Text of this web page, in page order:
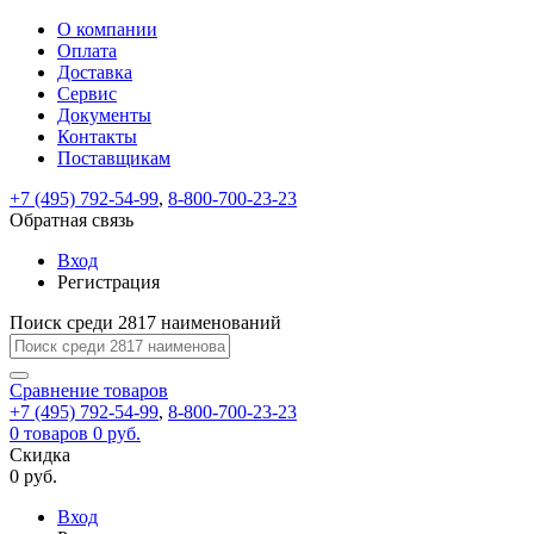
ВходРегистрация
Только
test@example.com
отправлена
по
ней
для
регистрации.
Ок
Только
Запомнить
меня
Забыли
Восстановление
пароля
Заполните
форму.
Мы
отправим
ссылку
на
указанный
электронный
адрес,
перейдя
по
которой
вы
новый
На
вашу
test@test.ru
отправлена
ссылка.
Перейдите
по
для
смены
пароля.
Введите
новый
пароль
Сменить
Пароль
успешно
Войти
Обратная
связь
Сообщение
пользовательского
соглашения
Ваше
сообщение
успешно
О компании
Оплата
Доставка
Сервис
Документы
Контакты
Поставщикам
+7 (495) 792-54-99, 8-800-700-23-23
Обратная связь
Вход
Регистрация
Поиск среди 2817 наименований
Сравнение товаров
+7 (495) 792-54-99, 8-800-700-23-23
0 товаров 0 руб.
Скидка
0 руб.
Вход